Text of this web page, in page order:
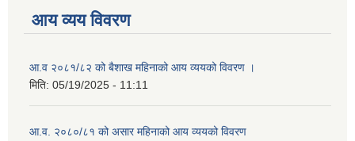
आय व्यय विवरण
आ.व २०८१/८२ को बैशाख महिनाको आय व्ययको विवरण ।
मिति: 05/19/2025 - 11:11
आ.व. २०८०/८१ को असार महिनाको आय व्ययको विवरण